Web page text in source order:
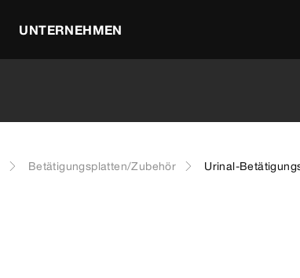
UNTERNEHMEN
Betätigungsplatten/Zubehör Urinal-